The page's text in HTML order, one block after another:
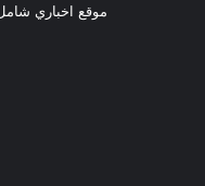
موقع اخباري